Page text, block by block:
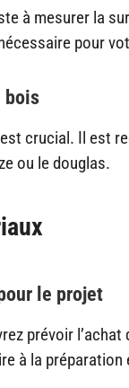
à mesurer la
pour
bois
crucial. Il est
ou le douglas.
le projet
prévoir
à la